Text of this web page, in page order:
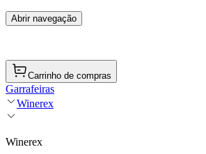
Abrir navegação
Carrinho de compras
Garrafeiras
Winerex
Winerex